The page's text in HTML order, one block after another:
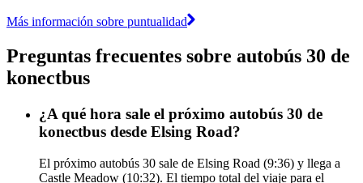
Más información sobre puntualidad
Preguntas frecuentes sobre autobús 30 de
konectbus
¿A qué hora sale el próximo autobús 30 de
konectbus desde Elsing Road?
El próximo autobús 30 sale de Elsing Road (9:36) y llega a
Castle Meadow (10:32). El tiempo total del viaje para el